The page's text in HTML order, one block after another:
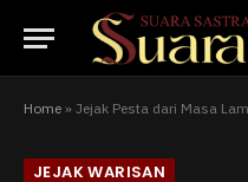
Home » Jejak Pesta dari Masa
JEJAK WARISAN